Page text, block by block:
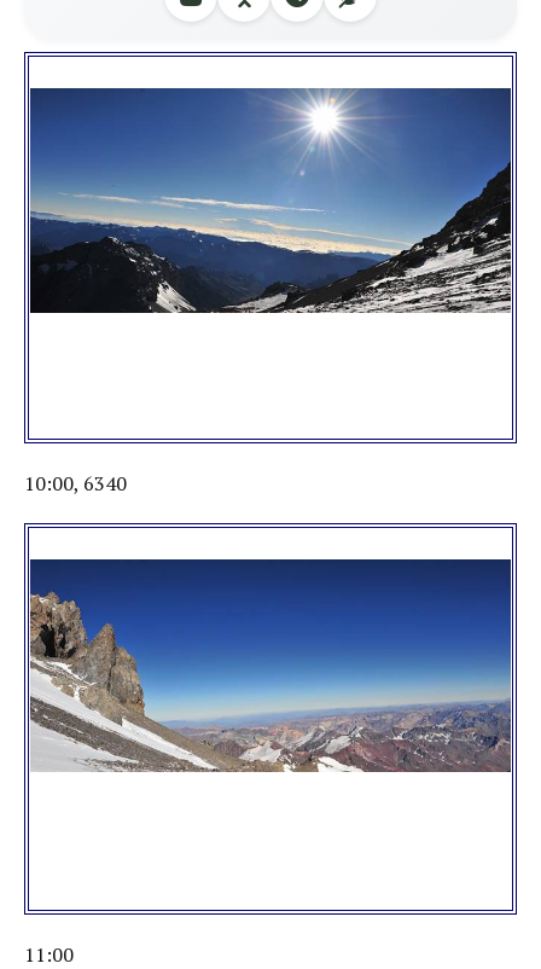
10:00, 6340
11:00